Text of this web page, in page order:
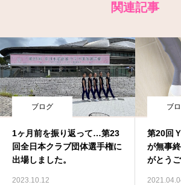
関連記事
ブログ
1ヶ月前を振り返って…第23
回全日本クラブ団体選手権に
出場しました。
2023.10.12
ブ
第20回
が無事
がとう